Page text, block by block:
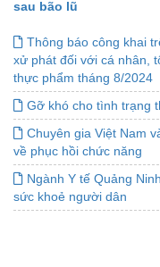
sau bão lũ
Thông báo công khai
xử phát đối với cá nhân,
thực phẩm tháng 8/2024
Gỡ khó cho tình trạng
Chuyên gia Việt Nam
về phục hồi chức năng
Ngành Y tế Quảng
sức khoẻ người dân